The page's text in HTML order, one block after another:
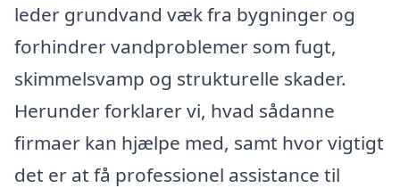
leder grundvand væk fra bygninger og
forhindrer vandproblemer som fugt,
skimmelsvamp og strukturelle skader.
Herunder forklarer vi, hvad sådanne
firmaer kan hjælpe med, samt hvor vigtigt
det er at få professionel assistance til